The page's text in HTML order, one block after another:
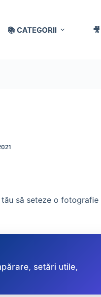
📚 CATEGORII
să seteze o
setări utile,